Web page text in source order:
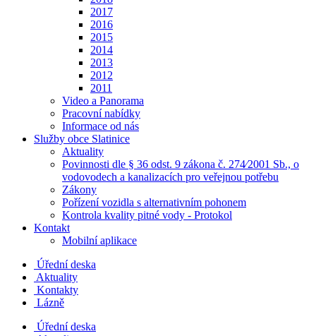
2017
2016
2015
2014
2013
2012
2011
Video a Panorama
Pracovní nabídky
Informace od nás
Služby obce Slatinice
Aktuality
Povinnosti dle § 36 odst. 9 zákona č. 274⁄2001 Sb., o
vodovodech a kanalizacích pro veřejnou potřebu
Zákony
Pořízení vozidla s alternativním pohonem
Kontrola kvality pitné vody - Protokol
Kontakt
Mobilní aplikace
Úřední deska
Aktuality
Kontakty
Lázně
Úřední deska